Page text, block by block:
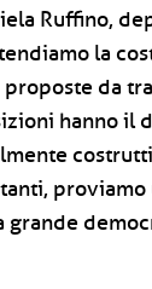
Ruffino,
la
da
hanno il
proviamo
grande